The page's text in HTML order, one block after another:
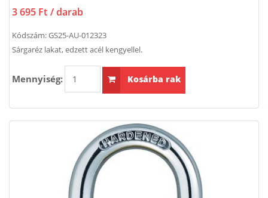
3 695 Ft / darab
Kódszám:GS25-AU-012323
Sárgaréz lakat, edzett acél kengyellel.
Mennyiség: Kosárba rak